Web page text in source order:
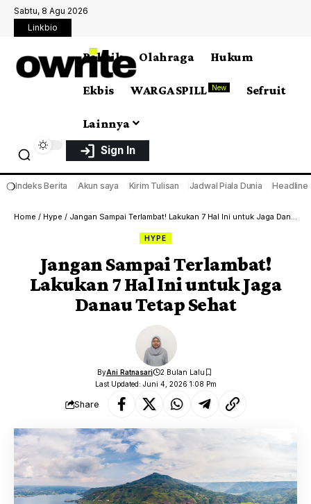
Sabtu, 8 Agu 2026
Linkbio
Politik Olahraga Hukum
Ekbis WARGA SPILL New Sefruit
Lainnya
Sign In
❍Indeks Berita Akun saya Kirim Tulisan Jadwal Piala Dunia Headline
Home / Hype / Jangan Sampai Terlambat! Lakukan 7 Hal Ini untuk Jaga Danau Tetap Sehat
HYPE
Jangan Sampai Terlambat!
Lakukan 7 Hal Ini untuk Jaga
Danau Tetap Sehat
Last Updated: Juni 4, 2026 1:08 Pm
ByAni Ratnasari 2 Bulan Lalu
Share